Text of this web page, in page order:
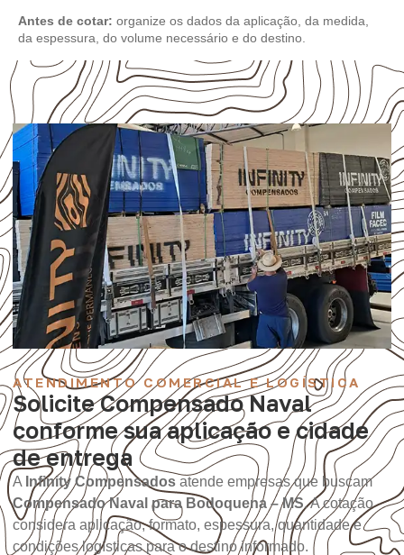
Antes de cotar: organize os dados da aplicação, da medida,
da espessura, do volume necessário e do destino.
ATENDIMENTO COMERCIAL E LOGÍSTICA
Solicite Compensado Naval
conforme sua aplicação e cidade
de entrega
A Infinity Compensados atende empresas que buscam
Compensado Naval para Bodoquena – MS. A cotação
considera aplicação, formato, espessura, quantidade e
condições logísticas para o destino informado.